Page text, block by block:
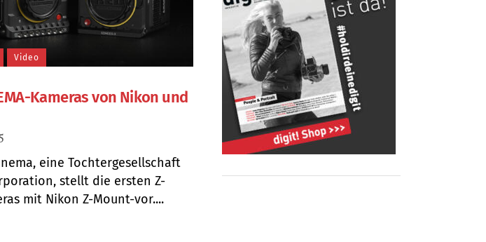
Video
Kameras von Nikon und
eine Tochtergesellschaft
stellt die ersten Z-
mit Nikon Z-Mount-vor....